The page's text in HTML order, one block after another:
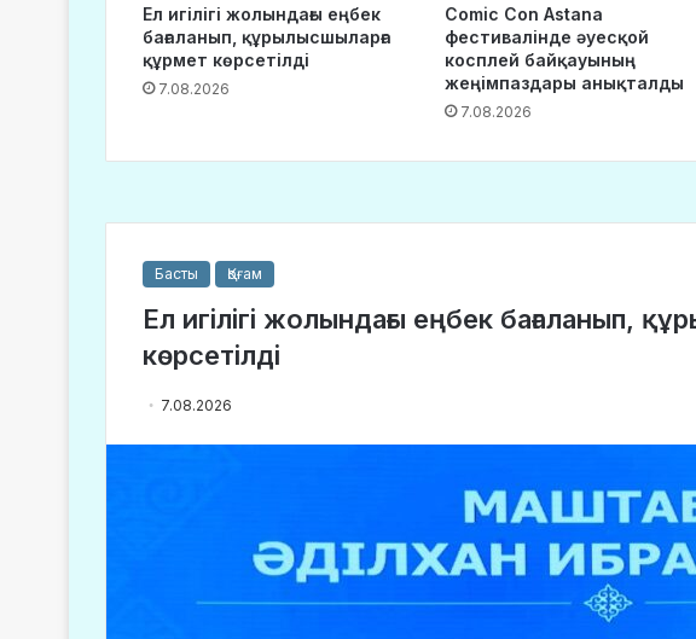
Ел игілігі жолындағы еңбек
бағаланып, құрылысшыларға
құрмет көрсетілді
7.08.2026
Comic Con Astana
фестивалінде әуесқой
косплей байқауының
жеңімпаздары анықталды
7.08.2026